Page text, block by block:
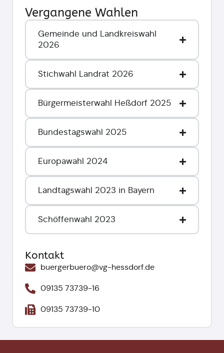
Vergangene Wahlen
Gemeinde und Landkreiswahl
2026
Stichwahl Landrat 2026
Bürgermeisterwahl Heßdorf 2025
Bundestagswahl 2025
Europawahl 2024
Landtagswahl 2023 in Bayern
Schöffenwahl 2023
Kontakt
buergerbuero@vg-hessdorf.de
09135 73739-16
09135 73739-10